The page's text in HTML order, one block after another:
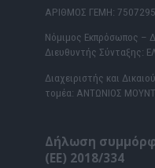
ΑΡΙΘΜΟΣ ΓΕΜΗ:
Νόμιμος Εκπρόσωπος –
Διευθυντής Σύνταξης:
Διαχειριστής και
τομέα: ΑΝΤΩΝΙΟΣ
Δήλωση
(ΕΕ) 2018/334